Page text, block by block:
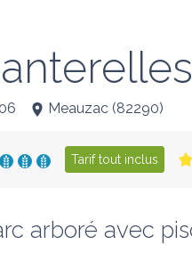
Meauzac (82290)
Tarif tout inclus
arboré avec